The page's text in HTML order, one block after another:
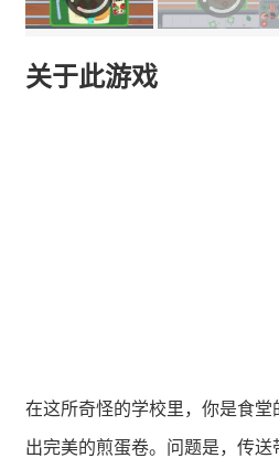
关于此游戏
在这所奇怪的学校里，你是食
出完美的煎蛋卷。问题是，传